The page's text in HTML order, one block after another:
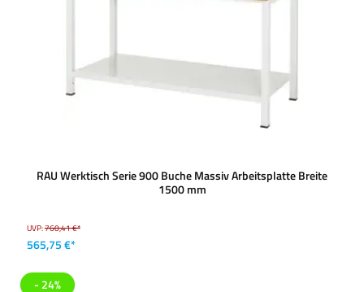
RAU Werktisch Serie 900 Buche Massiv Arbeitsplatte Breite
1500 mm
UVP:760,41 €*
565,75 €*
- 24%